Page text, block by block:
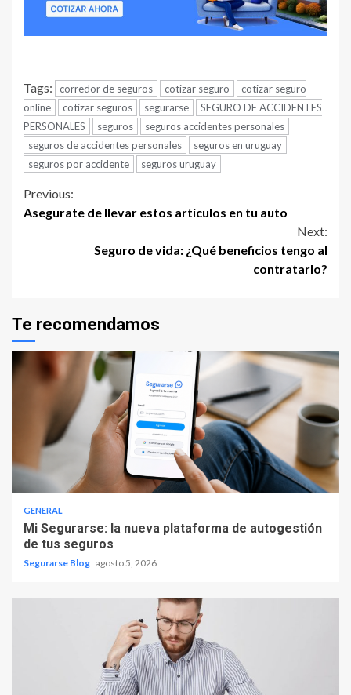
Tags: corredor de seguros cotizar seguro
cotizar seguro
online
cotizar seguros segurarse
SEGURO DE ACCIDENTES
PERSONALES
seguros
seguros accidentes personales
seguros de accidentes personales
seguros en uruguay
seguros por accidente
seguros uruguay
Continue
Reading
Previous:
Asegurate de llevar estos artículos en tu auto
Next:
Seguro de vida: ¿Qué beneficios tengo al
contratarlo?
Te recomendamos
GENERAL
Mi Segurarse: la nueva plataforma de autogestión
de tus seguros
Segurarse Blog agosto 5, 2026